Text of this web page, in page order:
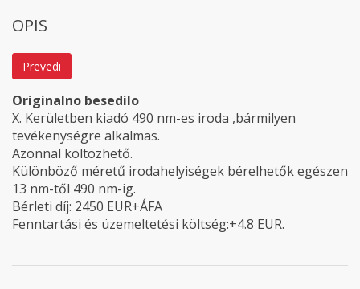
OPIS
Prevedi
Originalno besedilo
X. Kerületben kiadó 490 nm-es iroda ,bármilyen
tevékenységre alkalmas.
Azonnal költözhető.
Különböző méretű irodahelyiségek bérelhetők egészen
13 nm-től 490 nm-ig.
Bérleti díj: 2450 EUR+ÁFA
Fenntartási és üzemeltetési költség:+4.8 EUR.